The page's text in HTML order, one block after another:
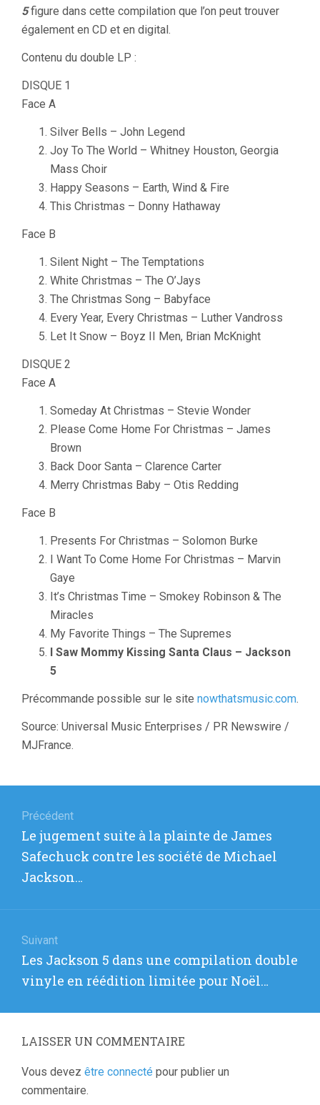
5figure dans cette compilation que l’on peut trouver
également en CD et en digital.
Contenu du double LP :
DISQUE 1
Face A
Silver Bells – John Legend
Joy To The World – Whitney Houston, Georgia
Mass Choir
Happy Seasons – Earth, Wind & Fire
This Christmas – Donny Hathaway
Face B
Silent Night – The Temptations
White Christmas – The O’Jays
The Christmas Song – Babyface
Every Year, Every Christmas – Luther Vandross
Let It Snow – Boyz II Men, Brian McKnight
DISQUE 2
Face A
Someday At Christmas – Stevie Wonder
Please Come Home For Christmas – James
Brown
Back Door Santa – Clarence Carter
Merry Christmas Baby – Otis Redding
Face B
Presents For Christmas – Solomon Burke
I Want To Come Home For Christmas – Marvin
Gaye
It’s Christmas Time – Smokey Robinson & The
Miracles
My Favorite Things – The Supremes
I Saw Mommy Kissing Santa Claus – Jackson
5
Précommande possible sur le site nowthatsmusic.com.
Source: Universal Music Enterprises / PR Newswire /
MJFrance.
de
l’article
Précédent
Article
précédent
Le jugement suite à la plainte de James
Safechuck contre les société de Michael
Jackson…
Suivant
Article
suivant
Les Jackson 5 dans une compilation double
vinyle en réédition limitée pour Noël…
LAISSER UN COMMENTAIRE
Vous devez être connecté pour publier un
commentaire.